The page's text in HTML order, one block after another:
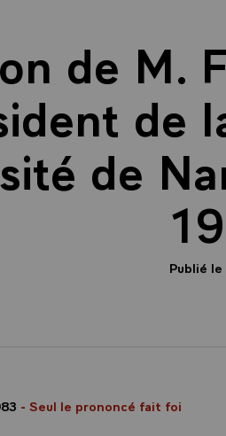
de M.
de
de
Publié
- Seul le prononcé fait foi